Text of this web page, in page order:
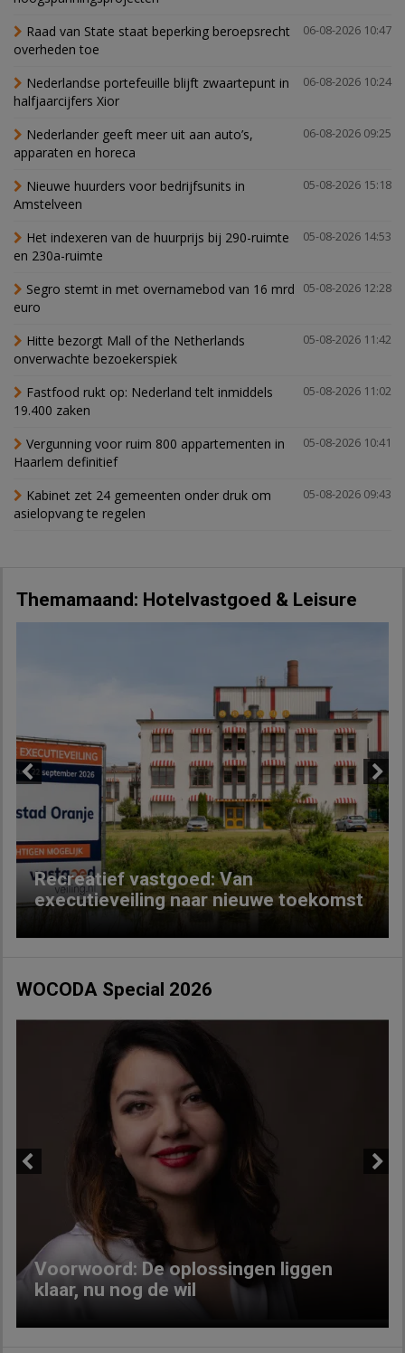
06-08-2026 10:47
Raad van State staat beperking beroepsrecht
overheden toe
06-08-2026 10:24
Nederlandse portefeuille blijft zwaartepunt in
halfjaarcijfers Xior
06-08-2026 09:25
Nederlander geeft meer uit aan auto’s,
apparaten en horeca
05-08-2026 15:18
Nieuwe huurders voor bedrijfsunits in
Amstelveen
05-08-2026 14:53
Het indexeren van de huurprijs bij 290-ruimte
en 230a-ruimte
05-08-2026 12:28
Segro stemt in met overnamebod van 16 mrd
euro
05-08-2026 11:42
Hitte bezorgt Mall of the Netherlands
onverwachte bezoekerspiek
05-08-2026 11:02
Fastfood rukt op: Nederland telt inmiddels
19.400 zaken
05-08-2026 10:41
Vergunning voor ruim 800 appartementen in
Haarlem definitief
05-08-2026 09:43
Kabinet zet 24 gemeenten onder druk om
asielopvang te regelen
Themamaand: Hotelvastgoed & Leisure
Recreatief vastgoed: Van
executieveiling naar nieuwe toekomst
Next
WOCODA Special 2026
Voorwoord: De oplossingen liggen
klaar, nu nog de wil